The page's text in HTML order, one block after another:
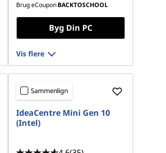
Brug eCouponBACKTOSCHOOL
Byg Din PC
Vis flere
Sammenlign
IdeaCentre Mini Gen 10
(Intel)